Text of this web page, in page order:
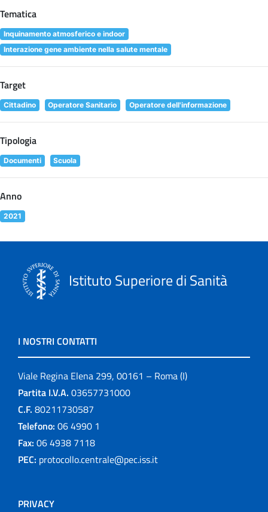
Tematica
Inquinamento atmosferico e indoor
Interazione gene ambiente nella salute mentale
Target
Cittadino Operatore Sanitario Operatore dell'informazione
Tipologia
Documenti Scuola
Anno
2021
Istituto Superiore di Sanità
I NOSTRI CONTATTI
Viale Regina Elena 299, 00161 – Roma (I)
Partita I.V.A. 03657731000
C.F. 80211730587
Telefono: 06 4990 1
Fax: 06 4938 7118
PEC: protocollo.centrale@pec.iss.it
PRIVACY